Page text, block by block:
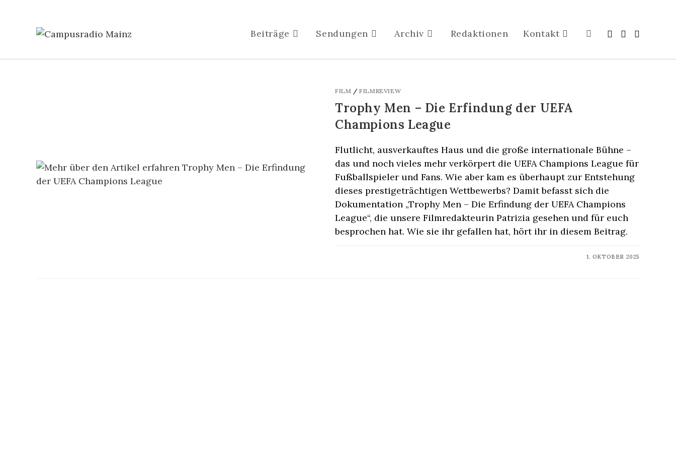
Beiträge Sendungen Archiv Redaktionen Kontakt
FILM /FILMREVIEW
Trophy Men – Die Erfindung der UEFA
Champions League
Flutlicht, ausverkauftes Haus und die große internationale Bühne –
das und noch vieles mehr verkörpert die UEFA Champions League für
Fußballspieler und Fans. Wie aber kam es überhaupt zur Entstehung
dieses prestigeträchtigen Wettbewerbs? Damit befasst sich die
Dokumentation „Trophy Men – Die Erfindung der UEFA Champions
League“, die unsere Filmredakteurin Patrizia gesehen und für euch
besprochen hat. Wie sie ihr gefallen hat, hört ihr in diesem Beitrag.
1. OKTOBER 2025